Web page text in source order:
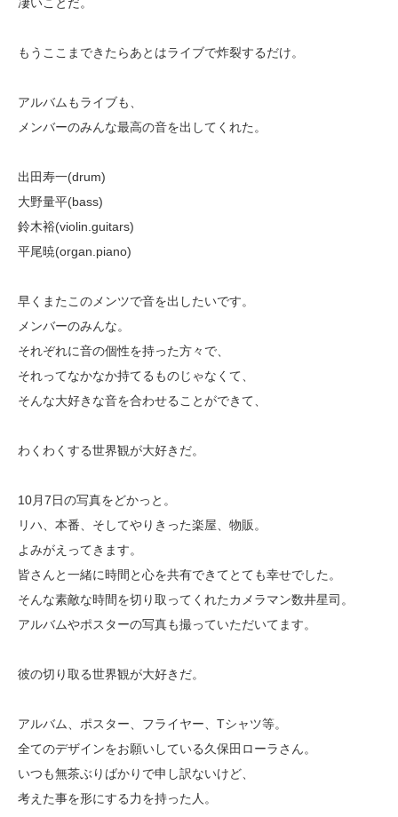
凄いことだ。
もうここまできたらあとはライブで炸裂するだけ。
アルバムもライブも、
メンバーのみんな最高の音を出してくれた。
出田寿一(drum)
大野量平(bass)
鈴木裕(violin.guitars)
平尾暁(organ.piano)
早くまたこのメンツで音を出したいです。
メンバーのみんな。
それぞれに音の個性を持った方々で、
それってなかなか持てるものじゃなくて、
そんな大好きな音を合わせることができて、
わくわくする世界観が大好きだ。
10月7日の写真をどかっと。
リハ、本番、そしてやりきった楽屋、物販。
よみがえってきます。
皆さんと一緒に時間と心を共有できてとても幸せでした。
そんな素敵な時間を切り取ってくれたカメラマン数井星司。
アルバムやポスターの写真も撮っていただいてます。
彼の切り取る世界観が大好きだ。
アルバム、ポスター、フライヤー、Tシャツ等。
全てのデザインをお願いしている久保田ローラさん。
いつも無茶ぶりばかりで申し訳ないけど、
考えた事を形にする力を持った人。